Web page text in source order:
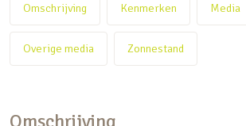
Omschrijving Kenmerken Media
Overige media Zonnestand
Omschrijving